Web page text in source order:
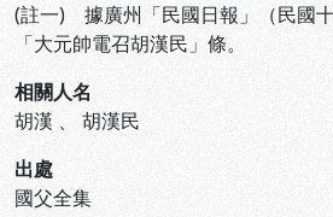
(註一) 據廣州「民國日報」（民國十
「大元帥電召胡漢民」條。
相關人名
胡漢 、 胡漢民
出處
國父全集